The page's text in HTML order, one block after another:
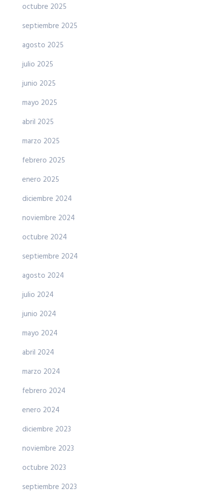
octubre 2025
septiembre 2025
agosto 2025
julio 2025
junio 2025
mayo 2025
abril 2025
marzo 2025
febrero 2025
enero 2025
diciembre 2024
noviembre 2024
octubre 2024
septiembre 2024
agosto 2024
julio 2024
junio 2024
mayo 2024
abril 2024
marzo 2024
febrero 2024
enero 2024
diciembre 2023
noviembre 2023
octubre 2023
septiembre 2023